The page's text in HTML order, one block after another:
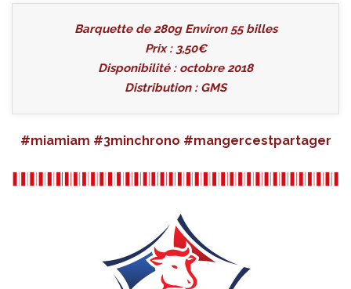
Barquette de 280g Environ 55 billes
Prix : 3,50€
Disponibilité : octobre 2018
Distribution : GMS
#miamiam #3minchrono #mangercestpartager